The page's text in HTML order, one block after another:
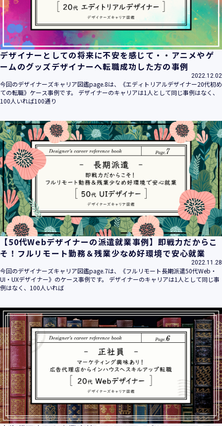
デザイナーとしての将来に不安を感じて・・アニメやゲ
ームのグッズデザイナーへ転職成功した方の事例
2022.12.02
今回のデザイナーズキャリア図鑑page.8は、《エディトリアルデザイナー20代初め
ての転職》ケース事例です。 デザイナーのキャリアは1人として同じ事例はなく、
100人いれば100通り
【50代Webデザイナーの派遣就業事例】即戦力だからこ
そ！フルリモート勤務＆残業少なめ好環境で安心就業
2022.11.28
今回のデザイナーズキャリア図鑑page.7は、《フルリモート長期派遣50代Web・
UI・UXデザイナー》のケース事例です。 デザイナーのキャリアは1人として同じ事
例はなく、100人いれば